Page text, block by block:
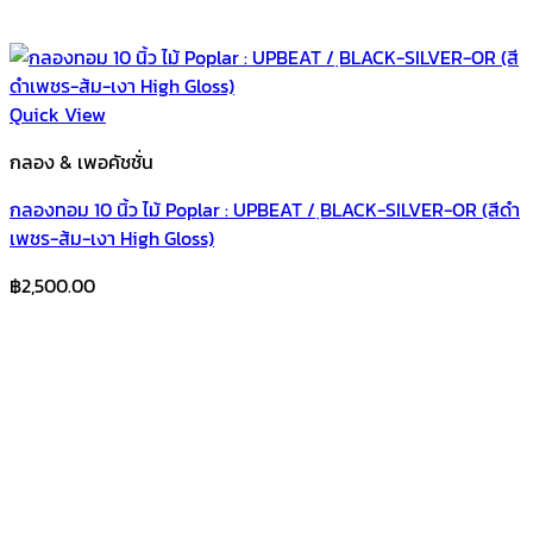
Quick View
กลอง & เพอคัชชั่น
กลองทอม 10 นิ้ว ไม้ Poplar : UPBEAT / ฺBLACK-SILVER-OR (สีดำ
เพชร-ส้ม-เงา High Gloss)
฿2,500.00